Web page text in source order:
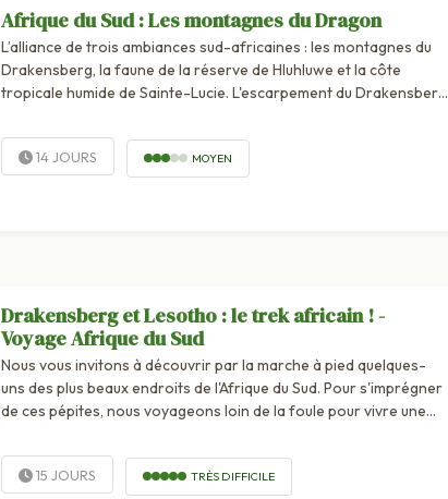
Afrique du Sud : Les montagnes du Dragon
L’alliance de trois ambiances sud-africaines : les montagnes du
Drakensberg, la faune de la réserve de Hluhluwe et la côte
tropicale humide de Sainte-Lucie. L'escarpement du Drakensberg
librement : savane aride, vallées verdoyantes,...
14 JOURS MOYEN
Drakensberg et Lesotho : le trek africain ! -
Voyage Afrique du Sud
Nous vous invitons à découvrir par la marche à pied quelques-
uns des plus beaux endroits de l'Afrique du Sud. Pour s'imprégner
de ces pépites, nous voyageons loin de la foule pour vivre une...
15 JOURS TRÈS DIFFICILE